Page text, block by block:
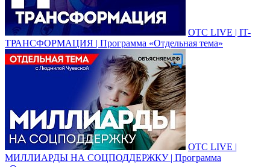
ОТС LIVE | IT-
ТРАНСФОРМАЦИЯ | Программа «Отдельная тема»
ОТС LIVE |
МИЛЛИАРДЫ НА СОЦПОДДЕРЖКУ | Программа